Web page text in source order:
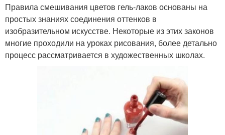
Правила смешивания цветов гель-лаков основаны на
простых знаниях соединения оттенков в
изобразительном искусстве. Некоторые из этих законов
многие проходили на уроках рисования, более детально
процесс рассматривается в художественных школах.